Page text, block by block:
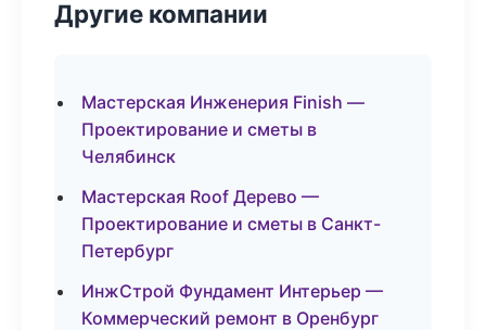
Другие компании
Мастерская Инженерия Finish —
Проектирование и сметы в
Челябинск
Мастерская Roof Дерево —
Проектирование и сметы в Санкт-
Петербург
ИнжСтрой Фундамент Интерьер —
Коммерческий ремонт в Оренбург